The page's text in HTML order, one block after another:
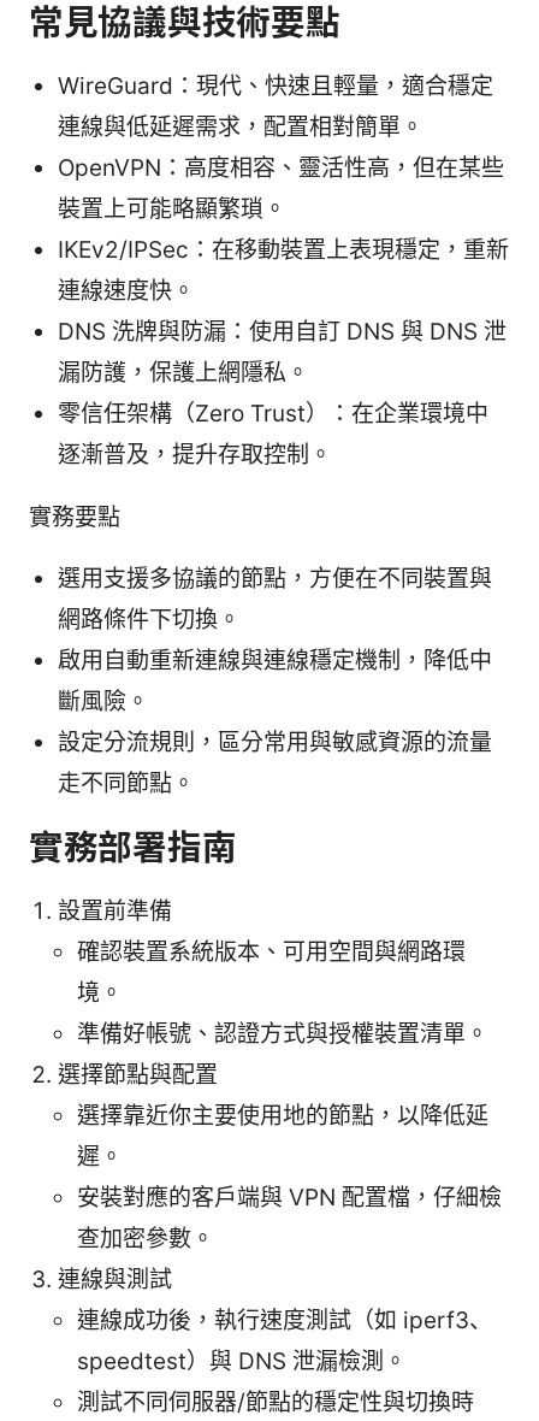
常見協議與技術要點
WireGuard：現代、快速且輕量，適合穩定
連線與低延遲需求，配置相對簡單。
OpenVPN：高度相容、靈活性高，但在某些
裝置上可能略顯繁瑣。
IKEv2/IPSec：在移動裝置上表現穩定，重新
連線速度快。
DNS 洗牌與防漏：使用自訂 DNS 與 DNS 泄
漏防護，保護上網隱私。
零信任架構（Zero Trust）：在企業環境中
逐漸普及，提升存取控制。
實務要點
選用支援多協議的節點，方便在不同裝置與
網路條件下切換。
啟用自動重新連線與連線穩定機制，降低中
斷風險。
設定分流規則，區分常用與敏感資源的流量
走不同節點。
實務部署指南
設置前準備
確認裝置系統版本、可用空間與網路環
境。
準備好帳號、認證方式與授權裝置清單。
選擇節點與配置
選擇靠近你主要使用地的節點，以降低延
遲。
安裝對應的客戶端與 VPN 配置檔，仔細檢
查加密參數。
連線與測試
連線成功後，執行速度測試（如 iperf3、
speedtest）與 DNS 泄漏檢測。
測試不同伺服器/節點的穩定性與切換時